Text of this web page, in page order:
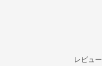
レビュ